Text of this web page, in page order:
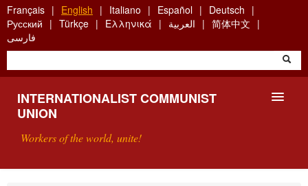
Skip
to
main
content
Français English Italiano Español
Deutsch
Русский
Türkçe Ελληνικά العربية
简体中文
فارسی
INTERNATIONALIST COMMUNIST
UNION
Workers of the world, unite!